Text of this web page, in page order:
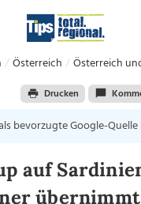
Österreich Österreich
Drucken
bevorzugte Google-
auf